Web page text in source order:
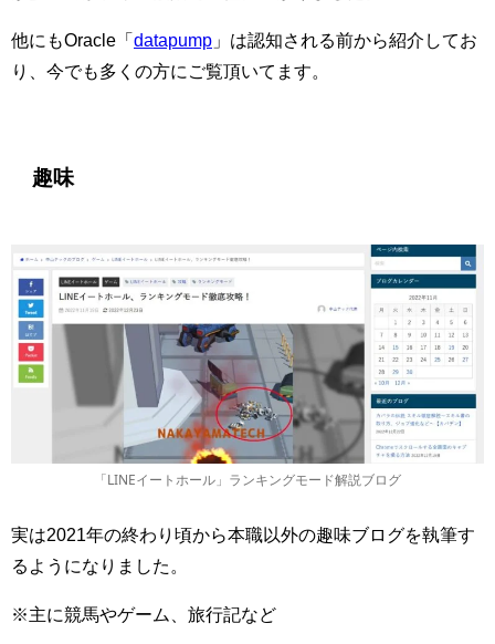
他にもOracle「 datapump 」は認知される前から紹介してお
り、今でも多くの方にご覧頂いてます。
趣味
「LINEイートホール」ランキングモード解説ブログ
実は2021年の終わり頃から本職以外の趣味ブログを執筆す
るようになりました。
※主に競馬やゲーム、旅行記など